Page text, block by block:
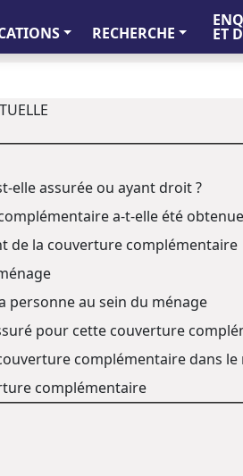
RECHERCHE ET
elle assurée ou ayant droit ?
a-t-elle été
de la couverture complémentaire
personne au sein du ménage
pour cette couverture
complémentaire dans le
complémentaire